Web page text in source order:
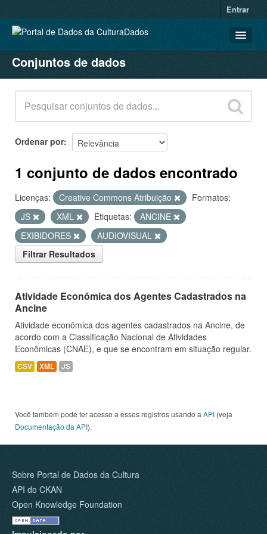
Entrar
CONJUNTOS DE DADOS
ORGANIZAÇÕES
GRUPOS
SOBRE
Conjuntos de dados
Ordenar por
1 conjunto de dados encontrado
Licenças: Creative Commons Atribuição
Formatos:
JS
XML Etiquetas:
ANCINE
EXIBIDORES
AUDIOVISUAL
Filtrar Resultados
Atividade Econômica dos Agentes Cadastrados na
Ancine
Atividade econômica dos agentes cadastrados na Ancine, de
acordo com a Classificação Nacional de Atividades
Econômicas (CNAE), e que se encontram em situação regular.
CSV XML JS
Você também pode ter acesso a esses registros usando a API (veja
Documentação da API).
Sobre Portal de Dados da Cultura
API do CKAN
Open Knowledge Foundation